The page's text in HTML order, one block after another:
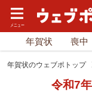
年賀状 喪中
年賀状のウェブポトップ
令和7